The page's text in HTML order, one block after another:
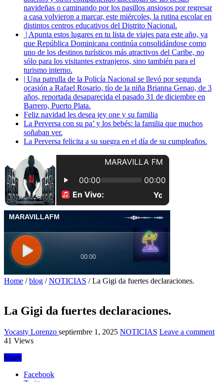
navideñas o caminando por los pasillos ansiosos por regresar
a casa volvieron a marcar, este miércoles, la rutina escolar en
distintos centros educativos del Distrito Nacional.
| Apunta estos lugares en tu lista de viajes para este año, ya
que República Dominicana continúa consolidándose como
uno de los destinos turísticos más atractivos del Caribe, no
sólo para los visitantes extranjeros, sino también para el
turismo interno.
| Una patrulla de la Policía Nacional se llevó por segunda
ocasión a Rafael Rosario, tío de la niña Brianna Genao, de 3
años, reportada desaparecida el pasado 31 de diciembre en
Barrero, Puerto Plata.
Feliz navidad les desea jey one y su familia
La Perversa con su pa’ y los bebés: la familia que muchos
soñaban ver.
La Perversa felicita a su suegra en el día de su cumpleaños.
Home / blog / NOTICIAS / La Gigi da fuertes declaraciones.
La Gigi da fuertes declaraciones.
Yocasty Lorenzo septiembre 1, 2025 NOTICIAS Leave a comment
41 Views
Share
Facebook